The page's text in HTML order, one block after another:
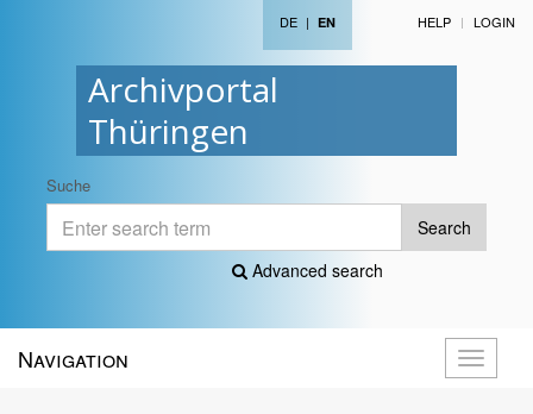
Archivportal
Thüringen
DE | EN HELP LOGIN
Suche
Search
Advanced search
Toggle
Navigation